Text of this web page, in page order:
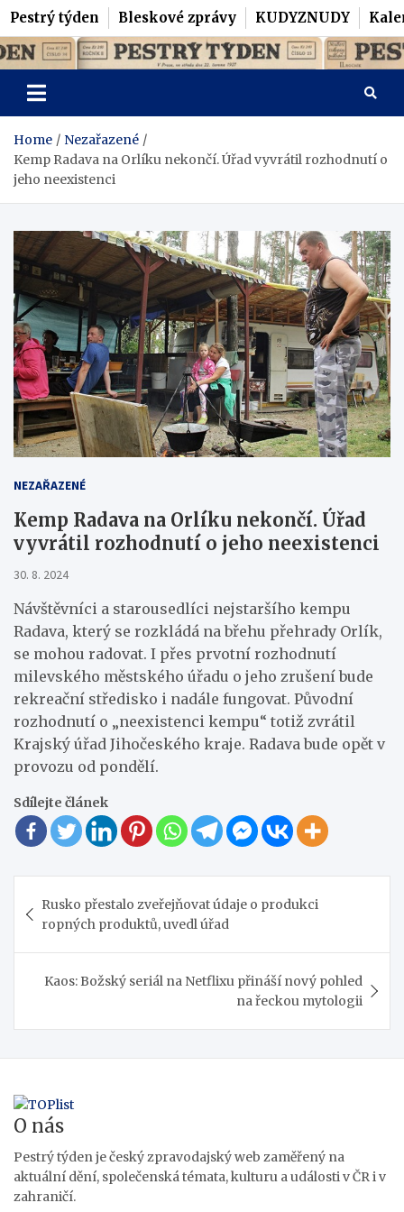
Pestrý týden Bleskové zprávy KUDYZNUDY
Skip
to
content
Pestrý Týden
Home
Nezařazené
Kemp Radava na Orlíku nekončí. Úřad vyvrátil rozhodnutí o
jeho neexistenci
NEZAŘAZENÉ
Kemp Radava na Orlíku nekončí. Úřad
vyvrátil rozhodnutí o jeho neexistenci
30. 8. 2024
Návštěvníci a starousedlíci nejstaršího kempu
Radava, který se rozkládá na břehu přehrady Orlík,
se mohou radovat. I přes prvotní rozhodnutí
milevského městského úřadu o jeho zrušení bude
rekreační středisko i nadále fungovat. Původní
rozhodnutí o „neexistenci kempu“ totiž zvrátil
Krajský úřad Jihočeského kraje. Radava bude opět v
provozu od pondělí.
Sdílejte článek
pro
příspěvek
Rusko přestalo zveřejňovat údaje o produkci
ropných produktů, uvedl úřad
Kaos: Božský seriál na Netflixu přináší nový pohled
na řeckou mytologii
O nás
Pestrý týden je český zpravodajský web zaměřený na
aktuální dění, společenská témata, kulturu a události v ČR i v
zahraničí.